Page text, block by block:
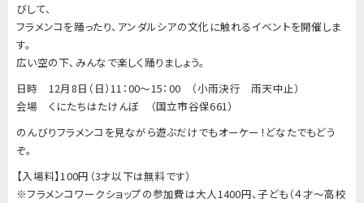
びして、
フラメンコを踊ったり、アンダルシアの文化に触れるイベントを開催しま
す。
広い空の下、みんなで楽しく踊りましょう。
日時 12月8日（日）11：00～15：00 （小雨決行 雨天中止）
会場 くにたちはたけんぼ （国立市谷保661）
のんびりフラメンコを見ながら遊ぶだけでもオーケー！どなたでもどう
ぞ。
【入場料】100円（3才以下は無料です）
※フラメンコワークショップの参加費は大人1400円、子ども（４才〜高校